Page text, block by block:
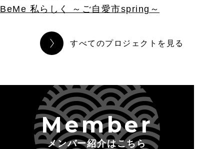
BeMe 私らしく ～ご自愛市spring～
すべてのプロジェクトを見る
メンバー紹介はこちら
Member